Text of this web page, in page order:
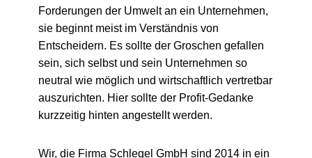
Forderungen der Umwelt an ein Unternehmen,
sie beginnt meist im Verständnis von
Entscheidern. Es sollte der Groschen gefallen
sein, sich selbst und sein Unternehmen so
neutral wie möglich und wirtschaftlich vertretbar
auszurichten. Hier sollte der Profit-Gedanke
kurzzeitig hinten angestellt werden.
Wir, die Firma Schlegel GmbH sind 2014 in ein